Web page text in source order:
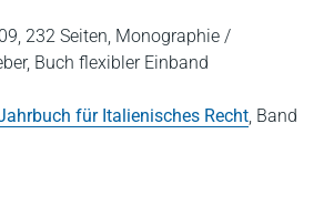
232 Seiten, Monographie /
Buch flexibler Einband
für Italienisches Recht, Band